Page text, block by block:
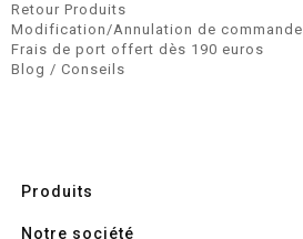
Retour Produits
Modification/Annulation de commande
Frais de port offert dès 190 euros
Blog / Conseils
Produits
Notre société